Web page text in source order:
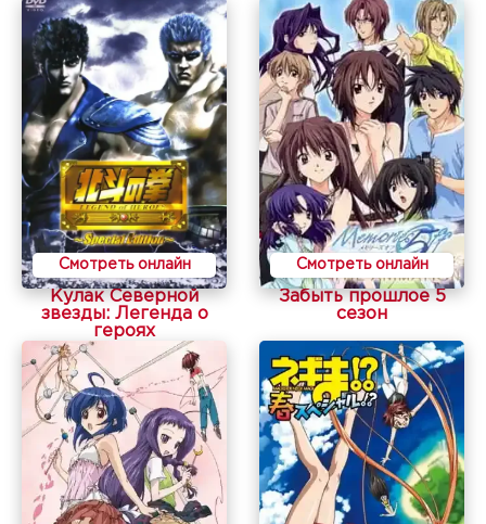
Смотреть онлайн
Кулак Северной
звезды: Легенда о
героях
Смотреть онлайн
Забыть прошлое 5
сезон